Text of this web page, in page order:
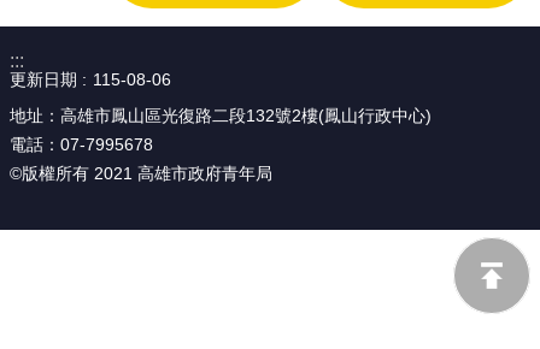
:::
更新日期
115-08-06
地址：高雄市鳳山區光復路二段132號2樓(鳳山行政中心)
電話：07-7995678
©版權所有 2021 高雄市政府青年局